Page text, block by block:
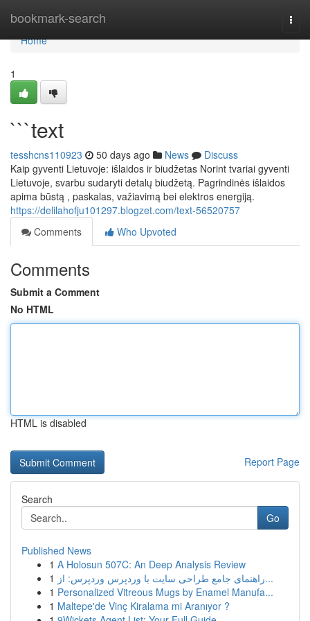
bookmark-search
Home
Home
1
```text
tesshcns110923 50 days ago News
Discuss
Kaip gyventi Lietuvoje: išlaidos ir biudžetas Norint tvariai gyventi
Lietuvoje, svarbu sudaryti detalų biudžetą. Pagrindinės išlaidos
apima būstą , paskalas, važiavimą bei elektros energiją.
https://delilahofju101297.blogzet.com/text-56520757
Comments
Who Upvoted
Comments
Submit a Comment
No HTML
HTML is disabled
Report Page
Search
Go
Published News
1 A Holosun 507C: An Deep Analysis Review
1
راهنمای جامع طراحی سایت با وردپرس وردپرس: از...
1 Personalized Vitreous Mugs by Enamel Manufa...
1 Maltepe'de Vinç Kiralama mi Aranıyor ?